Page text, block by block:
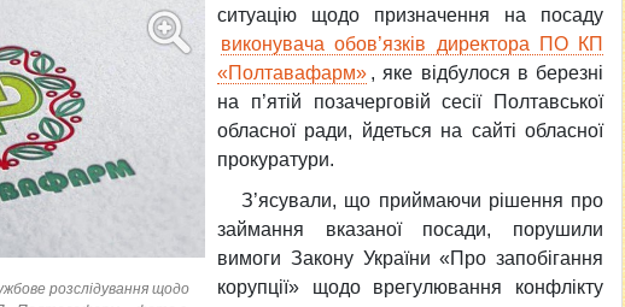
розслідування щодо
ситуацію щодо призначення на посаду
виконувача обов’язків директора ПО КП
«Полтавафарм» , яке відбулося в березні
на п’ятій позачерговій сесії Полтавської
обласної ради, йдеться на сайті обласної
прокуратури.
З’ясували, що приймаючи рішення про
займання вказаної посади, порушили
вимоги Закону України «Про запобігання
корупції» щодо врегулювання конфлікту